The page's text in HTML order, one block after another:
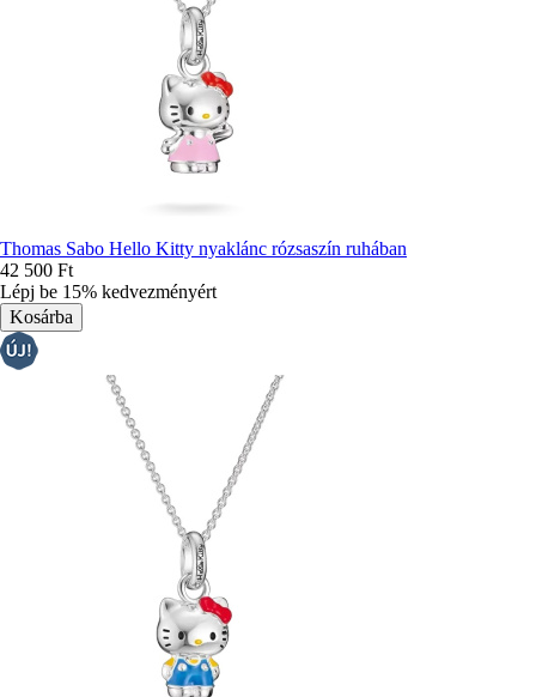
Thomas Sabo Hello Kitty nyaklánc rózsaszín ruhában
42 500 Ft
Lépj be 15% kedvezményért